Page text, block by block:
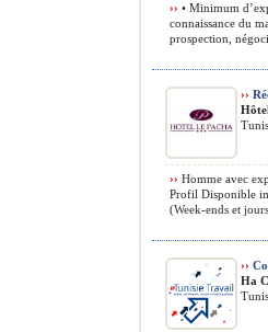
›› • Minimum
connaissance du
prospection,
››
›› Homme avec
Profil Disponible
(Week-ends et
››
Ha